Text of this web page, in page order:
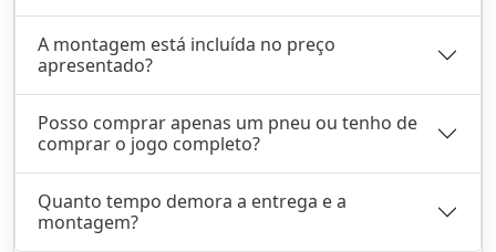
A montagem está incluída no preço
apresentado?
Posso comprar apenas um pneu ou tenho de
comprar o jogo completo?
Quanto tempo demora a entrega e a
montagem?